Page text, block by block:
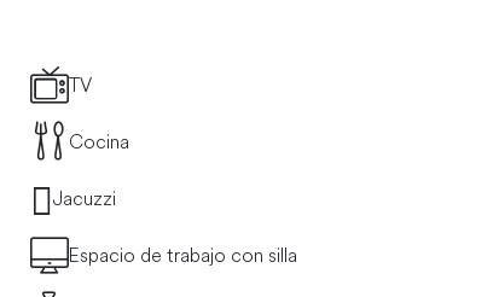
TV
Cocina
Jacuzzi
Espacio de trabajo con silla